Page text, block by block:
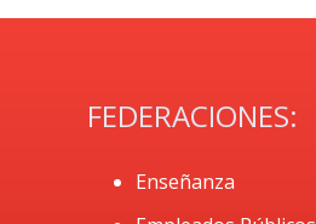
FEDERACIONES:
Enseñanza